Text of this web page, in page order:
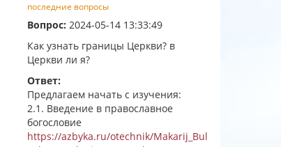
последние вопросы
Вопрос: 2024-05-14 13:33:49
Как узнать границы Церкви? в
Церкви ли я?
Ответ:
Предлагаем начать с изучения:
2.1. Введение в православное
богословие
https://azbyka.ru/otechnik/Makarij_Bul